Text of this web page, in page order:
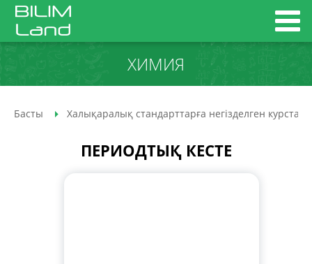
ХИМИЯ
Басты Халықаралық стандарттарға негізделген курстар
ПЕРИОДТЫҚ КЕСТЕ